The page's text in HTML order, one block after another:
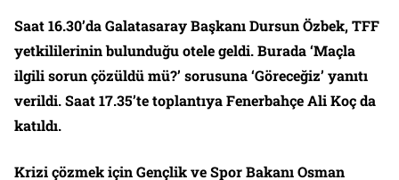
Saat 16.30’da Galatasaray Başkanı Dursun Özbek, TFF
yetkililerinin bulunduğu otele geldi. Burada ‘Maçla
ilgili sorun çözüldü mü?’ sorusuna ‘Göreceğiz’ yanıtı
verildi. Saat 17.35’te toplantıya Fenerbahçe Ali Koç da
katıldı.
Krizi çözmek için Gençlik ve Spor Bakanı Osman